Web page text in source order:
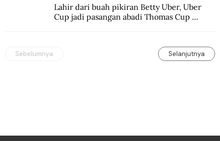
Lahir dari buah pikiran Betty Uber, Uber
Cup jadi pasangan abadi Thomas Cup
Sebelumnya Selanjutnya